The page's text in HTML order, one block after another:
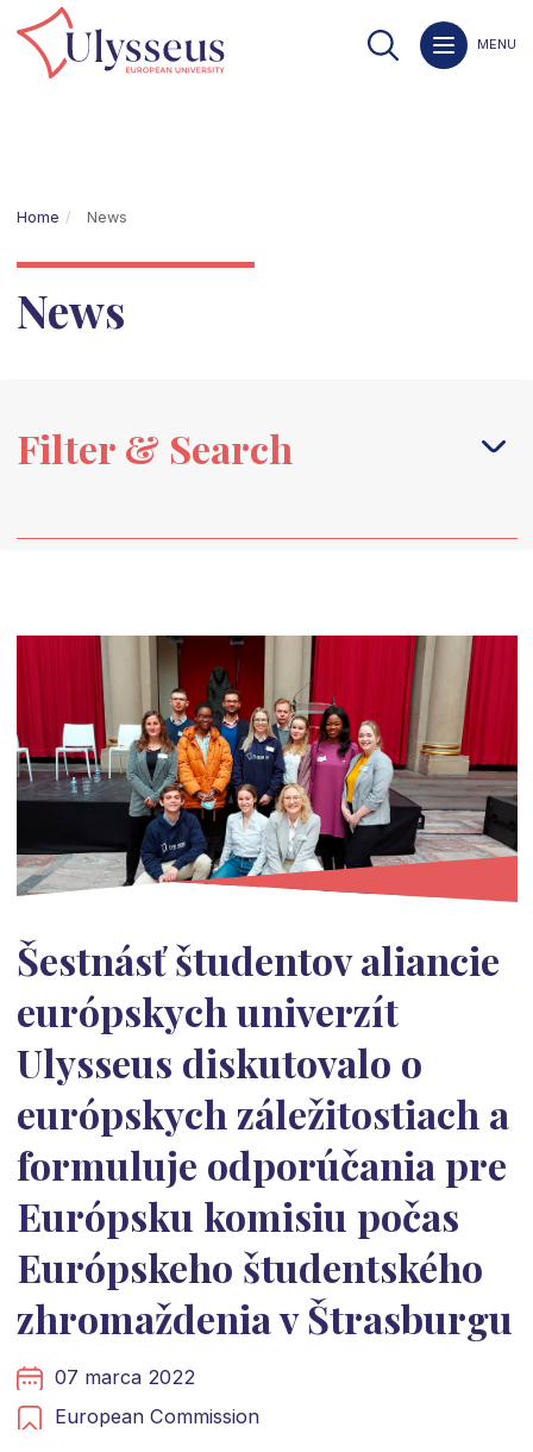
MENU
Home News
News
Filter & Search
Šestnásť študentov aliancie
európskych univerzít
Ulysseus diskutovalo o
európskych záležitostiach a
formuluje odporúčania pre
Európsku komisiu počas
Európskeho študentského
zhromaždenia v Štrasburgu
07 marca 2022
European Commission